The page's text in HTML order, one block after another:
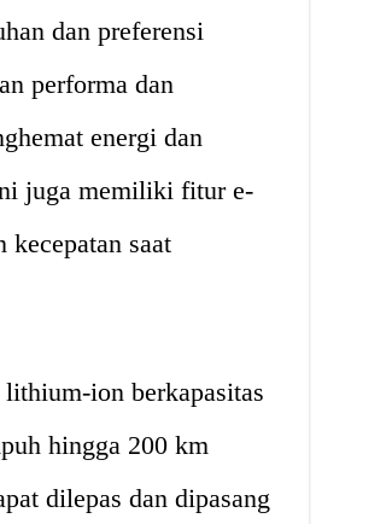
dan preferensi
performa dan
energi dan
juga memiliki fitur e-
kecepatan saat
ion berkapasitas
hingga 200 km
dilepas dan dipasang